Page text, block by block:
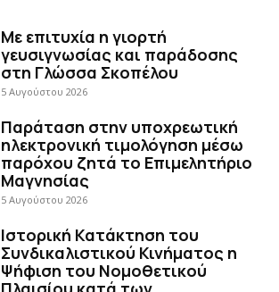
Με επιτυχία η γιορτή
γευσιγνωσίας και παράδοσης
στη Γλώσσα Σκοπέλου
5 Αυγούστου 2026
Παράταση στην υποχρεωτική
ηλεκτρονική τιμολόγηση μέσω
παρόχου ζητά το Επιμελητήριο
Μαγνησίας
5 Αυγούστου 2026
Ιστορική Κατάκτηση του
Συνδικαλιστικού Κινήματος η
Ψήφιση του Νομοθετικού